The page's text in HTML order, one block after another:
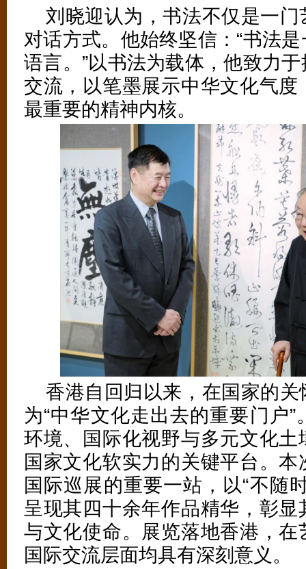
刘晓迎认为，书法不仅是一
对话方式。他始终坚信：“书法
语言。”以书法为载体，他致力
交流，以笔墨展示中华文化气
最重要的精神内核。
香港自回归以来，在国家的
为“中华文化走出去的重要门户
环境、国际化视野与多元文化
国家文化软实力的关键平台。
国际巡展的重要一站，以“不随
呈现其四十余年作品精华，彰
与文化使命。展览落地香港，
国际交流层面均具有深刻意义。